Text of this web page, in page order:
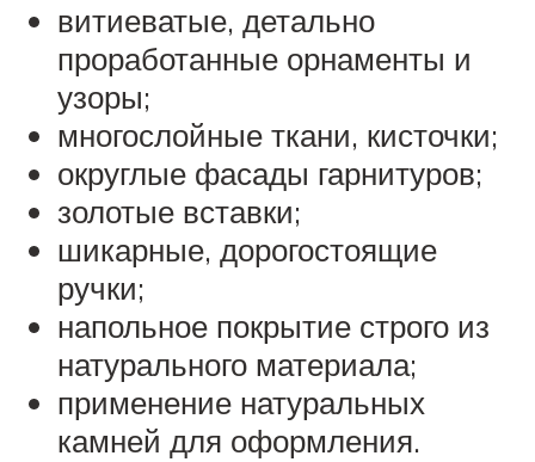
витиеватые, детально
проработанные орнаменты и
узоры;
многослойные ткани, кисточки;
округлые фасады гарнитуров;
золотые вставки;
шикарные, дорогостоящие
ручки;
напольное покрытие строго из
натурального материала;
применение натуральных
камней для оформления.